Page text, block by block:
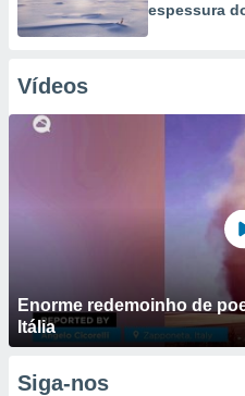
espessura
Vídeos
Enorme redemoinho de
Itália
Siga-nos